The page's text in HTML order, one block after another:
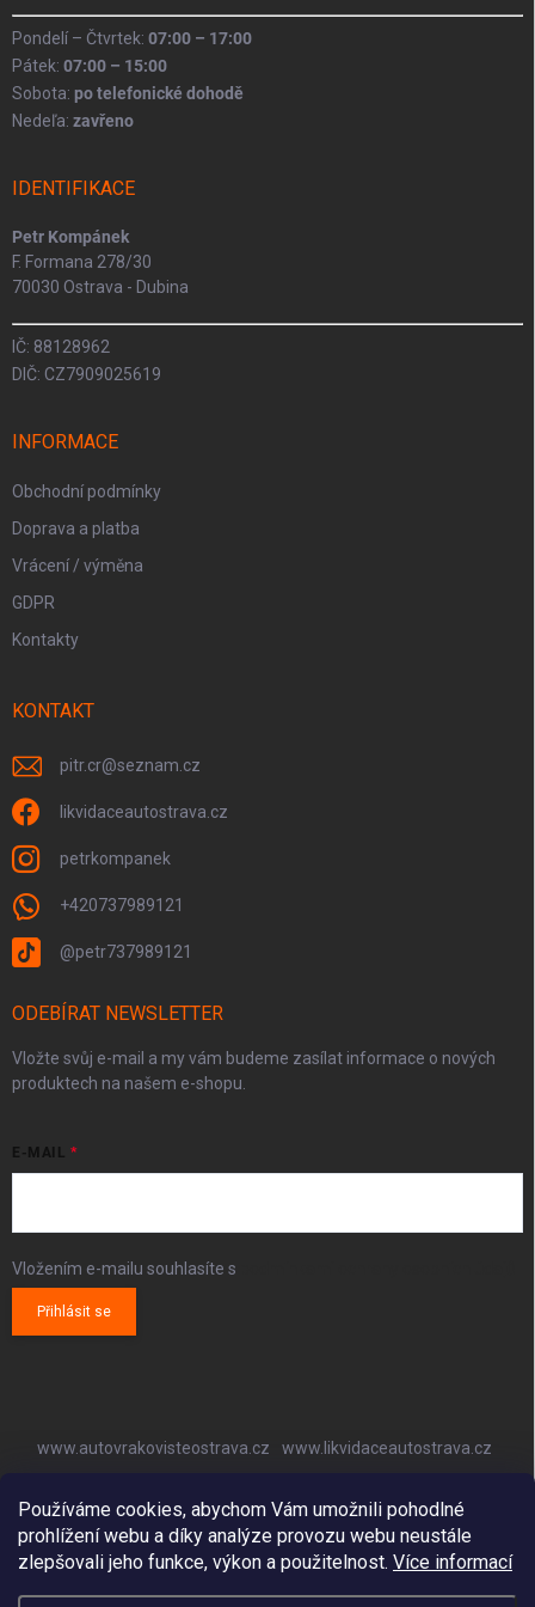
Používáme cookies, abychom Vám umožnili pohodlné
prohlížení webu a díky analýze provozu webu neustále
zlepšovali jeho funkce, výkon a použitelnost. Více informací
Pondelí – Čtvrtek: 07:00 – 17:00
Pátek: 07:00 – 15:00
Sobota: po telefonické dohodě
Nedeľa: zavřeno
IDENTIFIKACE
Petr Kompánek
F. Formana 278/30
70030 Ostrava - Dubina
IČ: 88128962
DIČ: CZ7909025619
INFORMACE
Obchodní podmínky
Doprava a platba
Vrácení / výměna
GDPR
Kontakty
KONTAKT
pitr.cr@seznam.cz
likvidaceautostrava.cz
petrkompanek
+420737989121
@petr737989121
ODEBÍRAT NEWSLETTER
Vložte svůj e-mail a my vám budeme zasílat informace o nových
produktech na našem e-shopu.
E-MAIL
Vložením e-mailu souhlasíte s
Přihlásit se
www.autovrakovisteostrava.cz
www.likvidaceautostrava.cz